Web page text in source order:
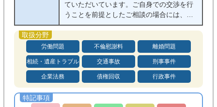
ていただいています。ご自身での交渉を行
うことを前提としたご相談の場合には、初
回無料相談の対象外(30分5500円)になって
※ご相談内容により初回相談無料の対象外
のものがございます。例えば、【パワハラ
等のハラスメント】に関するご相談は初回
無料相談の対象外(30分5500円)です。
労働問題 不倫慰謝料 離婚問題
相続・遺産トラブル 交通事故 刑事事件
企業法務 債権回収 行政事件